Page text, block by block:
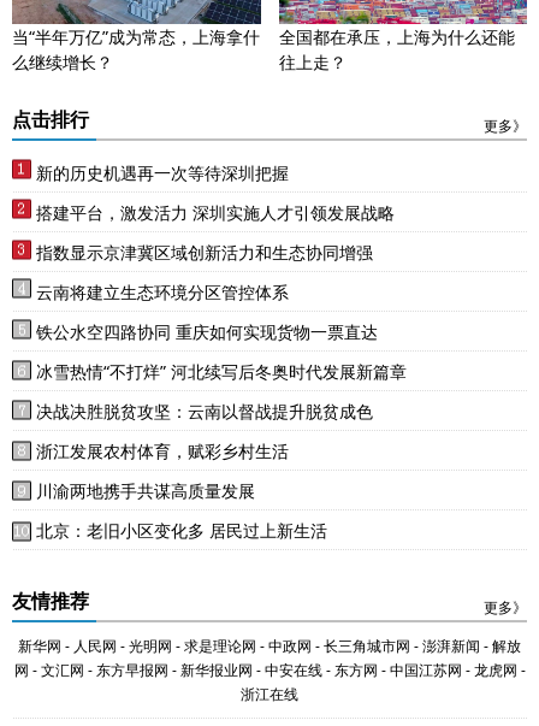
当“半年万亿”成为常态，上海拿什
么继续增长？
全国都在承压，上海为什么还能
往上走？
点击排行 更多》
新的历史机遇再一次等待深圳把握
搭建平台，激发活力 深圳实施人才引领发展战略
指数显示京津冀区域创新活力和生态协同增强
云南将建立生态环境分区管控体系
铁公水空四路协同 重庆如何实现货物一票直达
冰雪热情“不打烊” 河北续写后冬奥时代发展新篇章
决战决胜脱贫攻坚：云南以督战提升脱贫成色
浙江发展农村体育，赋彩乡村生活
川渝两地携手共谋高质量发展
北京：老旧小区变化多 居民过上新生活
友情推荐 更多》
新华网 - 人民网 -光明网 -求是理论网 -中政网 -长三角城市网 -澎湃新闻 -解放
网 -文汇网 -东方早报网 -新华报业网 -中安在线-东方网 -中国江苏网 -龙虎网 -
浙江在线